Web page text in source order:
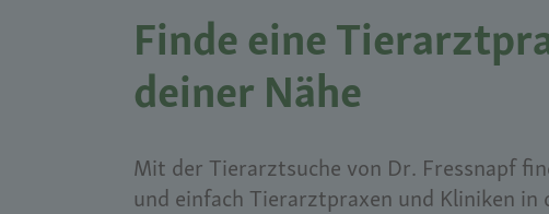
Finde eine
deiner Nähe
Mit der Tierarztsuche von Dr. Fressnapf
und einfach Tierarztpraxen und Kliniken in